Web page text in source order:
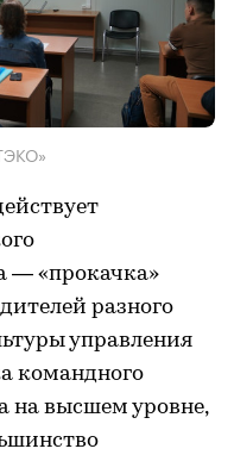
— «прокачка»
разного
управления
командного
на высшем уровне,